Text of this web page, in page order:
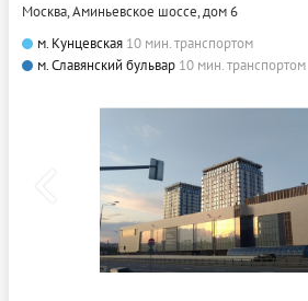
Москва, Аминьевское шоссе, дом 6
м. Кунцевская 10 мин. транспортом
м. Славянский бульвар 10 мин. транспортом